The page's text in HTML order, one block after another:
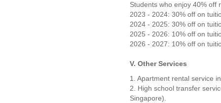
Students who enjoy 40% off
2023 - 2024: 30% off on
2024 - 2025: 30% off on
2025 - 2026: 10% off on
2026 - 2027: 10% off on
V. Other Services
1. Apartment rental service
2. High school transfer
Singapore).